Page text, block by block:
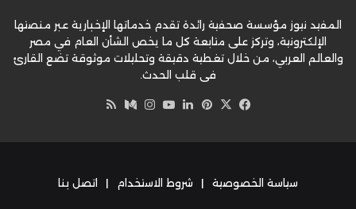
المفيد نيوز مؤسسة صحفية رائدة تقدم خدماتها الإخبارية عبر منصتها
الإلكترونية، وتركز على متابعة كل ما يخص الشأن العام في مصر
والعالم العربي، من خلال تغطية دقيقة وتحليلات موثوقة تضع القارئ
في قلب الحدث.
فيسبوك
‫X بينتيريست
لينكدإن‫YouTube
انستقرام
وسط
سياسة الخصوصية | شروط الاستخدام | اتصل بنا